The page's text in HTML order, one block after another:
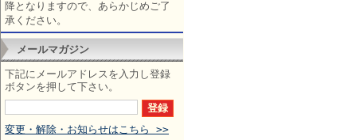
降となりますので、あらかじめご了
承ください。
メールマガジン
下記にメールアドレスを入力し登録
ボタンを押して下さい。
変更・解除・お知らせはこちら >>